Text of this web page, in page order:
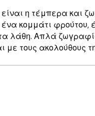
η τέμπερα και
κομμάτι φρούτου,
λάθη. Απλά
με τους ακολούθους